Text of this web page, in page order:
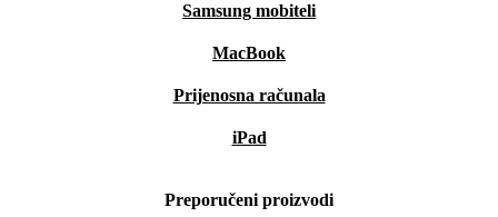
Samsung mobiteli
MacBook
Prijenosna računala
iPad
Preporučeni proizvodi